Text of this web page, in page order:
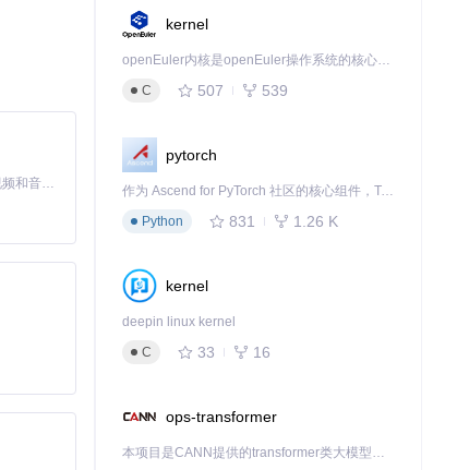
备的系
MiniMax H3 是一个通用的全模态生成系统。它支持对由文本、图像、视频和音频组成的多模态上下文进行统一理解，并能生成分辨率高达 2K、时长可达 15 秒的带原生立体声音频的视频。得益于面向任务泛化的系统设计，H3 在预训练阶段就已具备广泛的多模态上下文理解与生成能力，能够出色地执行复杂的多模态指令。
kernel
openEuler内核是openEuler操作系统的核心，既是系统性能与稳定性的基石，也是连接处理器、设备与服务的桥梁。
C
507 539
pytorch
作为 Ascend for PyTorch 社区的核心组件，TorchNPU 是昇腾专为 PyTorch 打造的深度学习适配插件，使 PyTorch 框架能够直接调用昇腾 NPU，为开发者提供昇腾 AI 处理器的超强算力。
Python
831 1.26 K
kernel
deepin linux kernel
C
33 16
ops-transformer
本项目是CANN提供的transformer类大模型算子库，实现网络在NPU上加速计算。